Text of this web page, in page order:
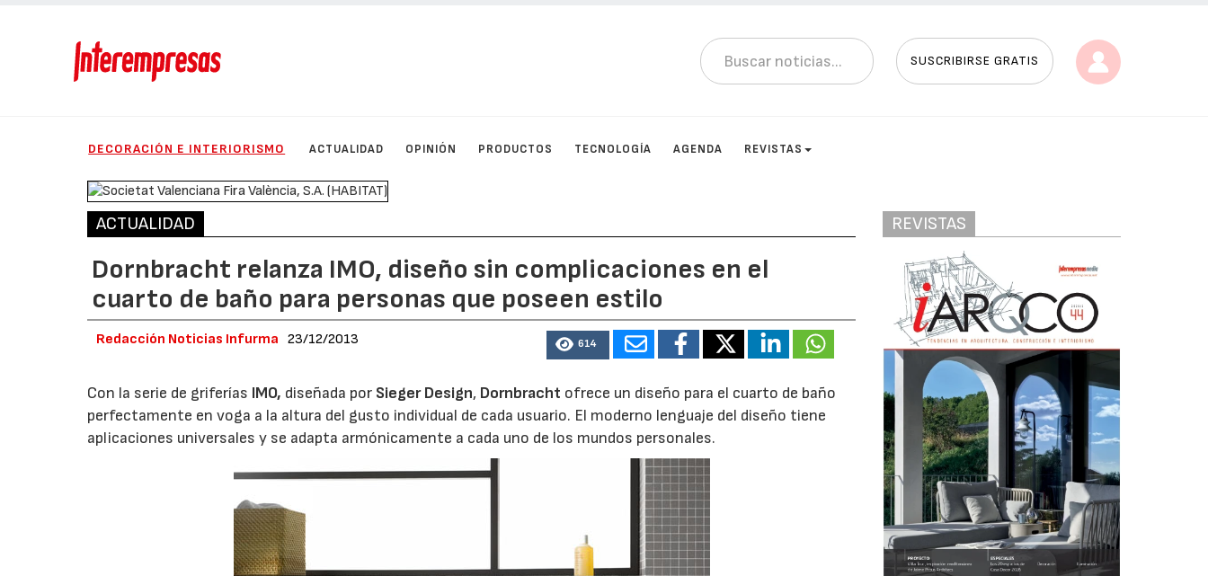
SUSCRIBIRSE GRATIS
DECORACIÓN E INTERIORISMO ACTUALIDAD OPINIÓN PRODUCTOS TECNOLOGÍA AGENDA REVISTAS
ACTUALIDAD
Dornbracht relanza IMO, diseño sin complicaciones en el
cuarto de baño para personas que poseen estilo
Redacción Noticias Infurma 23/12/2013 614
Con la serie de griferías IMO, diseñada por Sieger Design, Dornbracht ofrece un diseño para el cuarto de baño
perfectamente en voga a la altura del gusto individual de cada usuario. El moderno lenguaje del diseño tiene
aplicaciones universales y se adapta armónicamente a cada uno de los mundos personales.
REVISTAS